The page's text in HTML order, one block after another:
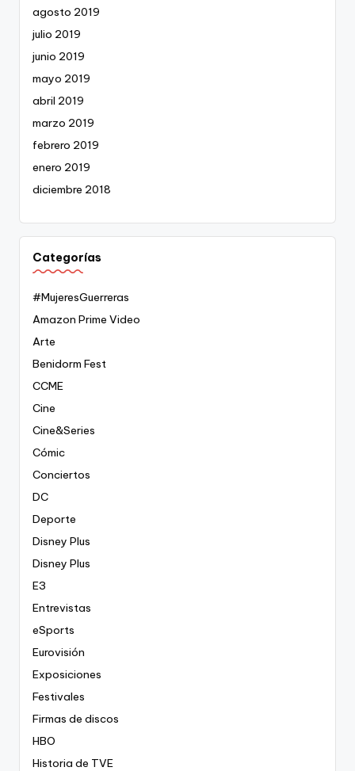
agosto 2019
julio 2019
junio 2019
mayo 2019
abril 2019
marzo 2019
febrero 2019
enero 2019
diciembre 2018
Categorías
#MujeresGuerreras
Amazon Prime Video
Arte
Benidorm Fest
CCME
Cine
Cine&Series
Cómic
Conciertos
DC
Deporte
Disney Plus
Disney Plus
E3
Entrevistas
eSports
Eurovisión
Exposiciones
Festivales
Firmas de discos
HBO
Historia de TVE